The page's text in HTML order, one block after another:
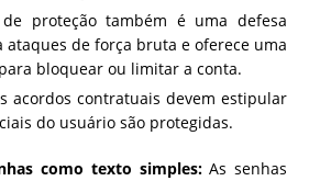
proteção também é uma defesa
ataques de força bruta e oferece uma
bloquear ou limitar a conta.
acordos contratuais devem estipular
do usuário são protegidas.
como texto simples:As senhas